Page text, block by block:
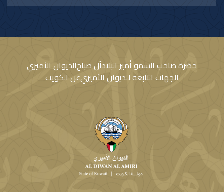
حضرة صاحب السمو أمير البلادآل صباحالديوان الأميري
الجهات التابعة للديوان الأميريعن الكويت